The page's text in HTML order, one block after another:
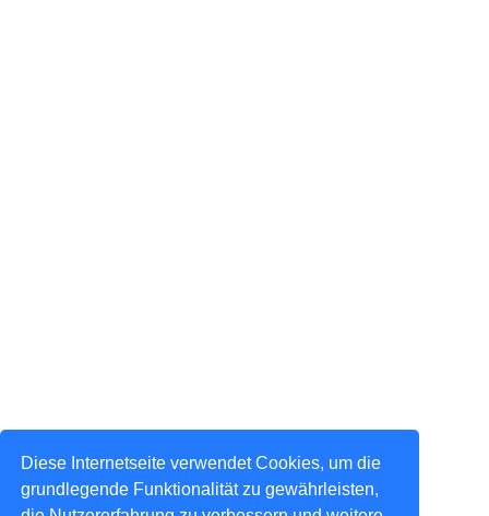
Diese Internetseite verwendet Cookies, um die
grundlegende Funktionalität zu gewährleisten,